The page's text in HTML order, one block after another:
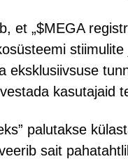
et „$MEGA
eksklusiivsuse
kasutajaid
palutakse
sait